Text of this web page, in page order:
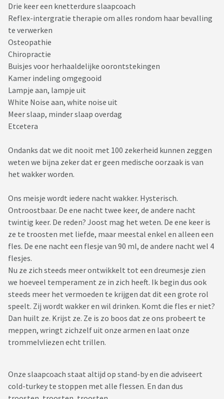
Drie keer een knetterdure slaapcoach
Reflex-intergratie therapie om alles rondom haar bevalling
te verwerken
Osteopathie
Chiropractie
Buisjes voor herhaaldelijke oorontstekingen
Kamer indeling omgegooid
Lampje aan, lampje uit
White Noise aan, white noise uit
Meer slaap, minder slaap overdag
Etcetera
Ondanks dat we dit nooit met 100 zekerheid kunnen zeggen
weten we bijna zeker dat er geen medische oorzaak is van
het wakker worden.
Ons meisje wordt iedere nacht wakker. Hysterisch.
Ontroostbaar. De ene nacht twee keer, de andere nacht
twintig keer. De reden? Joost mag het weten. De ene keer is
ze te troosten met liefde, maar meestal enkel en alleen een
fles. De ene nacht een flesje van 90 ml, de andere nacht wel 4
flesjes.
Nu ze zich steeds meer ontwikkelt tot een dreumesje zien
we hoeveel temperament ze in zich heeft. Ik begin dus ook
steeds meer het vermoeden te krijgen dat dit een grote rol
speelt. Zij wordt wakker en wil drinken. Komt die fles er niet?
Dan huilt ze. Krijst ze. Ze is zo boos dat ze ons probeert te
meppen, wringt zichzelf uit onze armen en laat onze
trommelvliezen echt trillen.
Onze slaapcoach staat altijd op stand-by en die adviseert
cold-turkey te stoppen met alle flessen. En dan dus